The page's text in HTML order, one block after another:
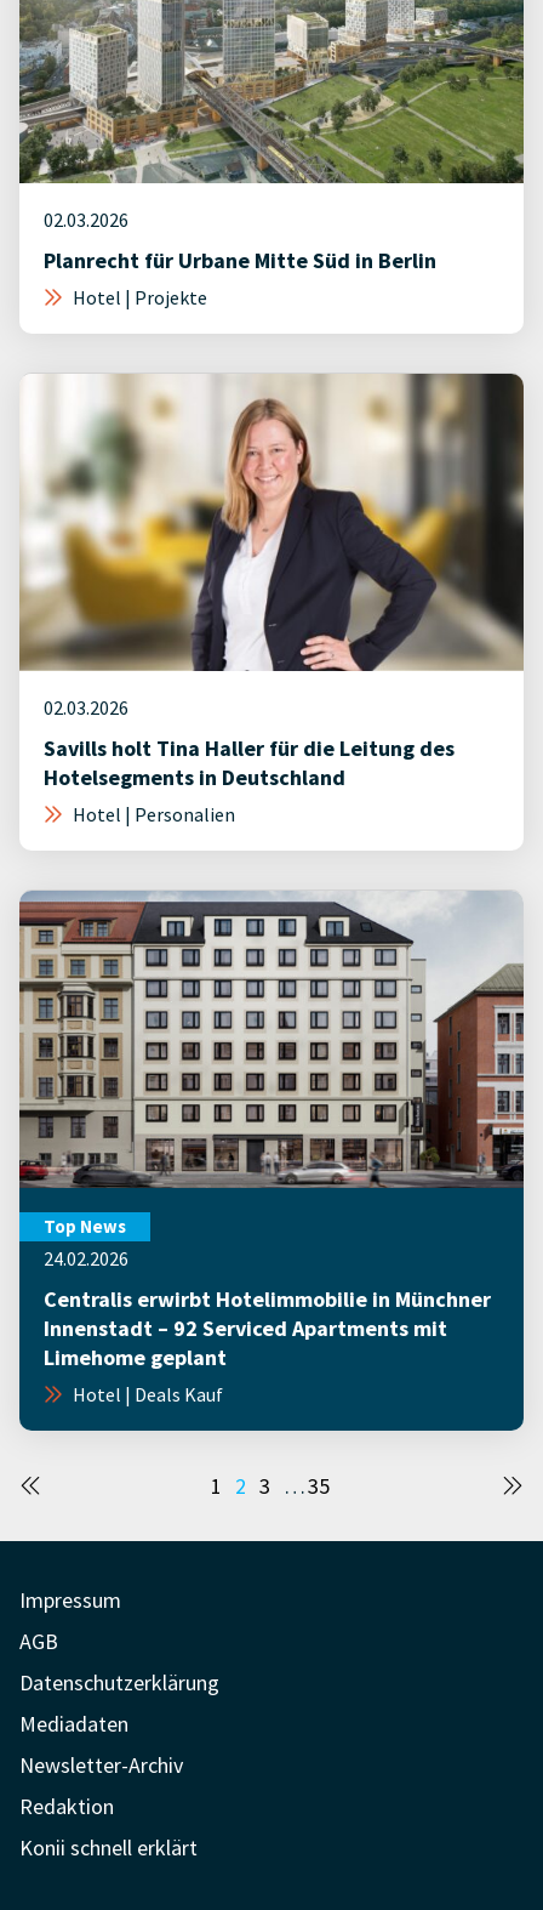
02.03.2026
Planrecht für Urbane Mitte Süd in Berlin
Hotel | Projekte
02.03.2026
Savills holt Tina Haller für die Leitung des
Hotelsegments in Deutschland
Hotel | Personalien
Top News
24.02.2026
Centralis erwirbt Hotelimmobilie in Münchner
Innenstadt – 92 Serviced Apartments mit
Limehome geplant
Hotel | Deals Kauf
Seitennummerierung
1 2 3 …35
Impressum
AGB
Datenschutzerklärung
Mediadaten
Newsletter-Archiv
Redaktion
Konii schnell erklärt